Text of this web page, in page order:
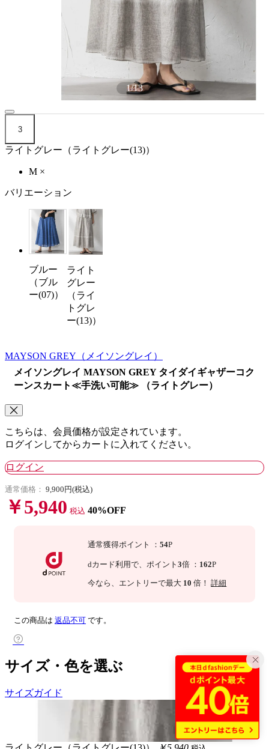
1/13
3
ライトグレー（ライトグレー(13)）
M ×
バリエーション
ブルー
（ブル
ー(07)）
ライト
グレー
（ライ
トグレ
ー(13)）
MAYSON GREY （メイソングレイ）
メイソングレイ MAYSON GREY タイダイギャザーコク
ーンスカート≪手洗い可能≫ （ライトグレー）
こちらは、会員価格が設定されています。
ログインしてからカートに入れてください。
ログイン
通常価格： 9,900円(税込)
￥5,940 税込 40%OFF
通常獲得ポイント ：54P
dカード利用で、 ポイント3倍 ： 162P
今なら 、エントリーで最大 10 倍！詳細
この商品は 返品不可 です。
サイズ・色を選ぶ
サイズガイド